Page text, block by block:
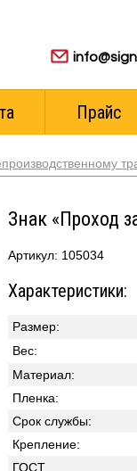
Прайс
Знак «Проход
Артикул: 105034
Характеристики:
Размер:
Вес:
Материал:
Пленка:
Срок службы:
Крепление:
ГОСТ